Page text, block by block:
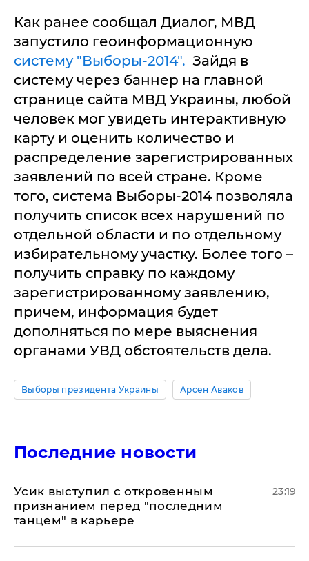
Как ранее сообщал Диалог, МВД
запустило геоинформационную
систему "Выборы-2014". Зайдя в
систему через баннер на главной
странице сайта МВД Украины, любой
человек мог увидеть интерактивную
карту и оценить количество и
распределение зарегистрированных
заявлений по всей стране. Кроме
того, система Выборы-2014 позволяла
получить список всех нарушений по
отдельной области и по отдельному
избирательному участку. Более того –
получить справку по каждому
зарегистрированному заявлению,
причем, информация будет
дополняться по мере выяснения
органами УВД обстоятельств дела.
Выборы президента Украины Арсен Аваков
Последние новости
Усик выступил с откровенным
признанием перед "последним
танцем" в карьере
23:19